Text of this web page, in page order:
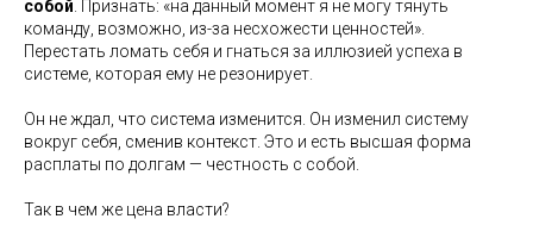
собой . Признать: «на данный момент я не могу тянуть
команду, возможно, из-за несхожести ценностей».
Перестать ломать себя и гнаться за иллюзией успеха в
системе, которая ему не резонирует.
Он не ждал, что система изменится. Он изменил систему
вокруг себя, сменив контекст. Это и есть высшая форма
расплаты по долгам — честность с собой.
Так в чем же цена власти?